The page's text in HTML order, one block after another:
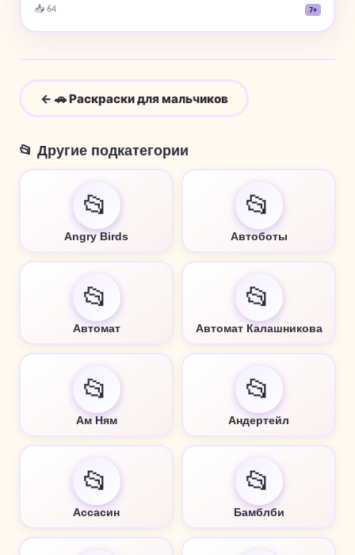
📥 64 7+
← 🚗 Раскраски для мальчиков
📂 Другие подкатегории
📂
Angry Birds
📂
Автоботы
📂
Автомат
📂
Автомат Калашникова
📂
Ам Ням
📂
Андертейл
📂
Ассасин
📂
Бамблби